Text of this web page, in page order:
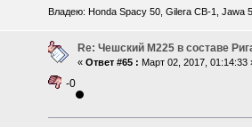
Владею: Honda Spacy 50, Gilera CB-1, Jawa
Re: Чешский М225 в составе
« Ответ #65 : Март 02, 2017, 01:14:33
-0